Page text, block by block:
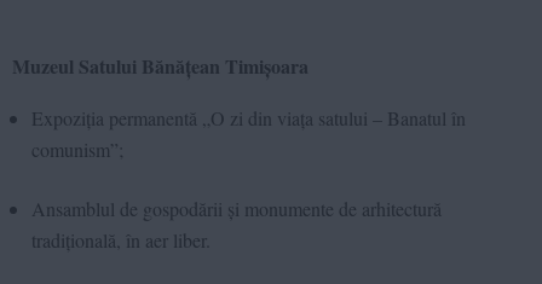
Muzeul Satului Bănățean Timișoara
Expoziția permanentă „O zi din viața satului – Banatul în
comunism”;
Ansamblul de gospodării și monumente de arhitectură
tradițională , în aer liber.